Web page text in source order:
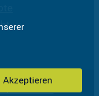
Akzeptieren